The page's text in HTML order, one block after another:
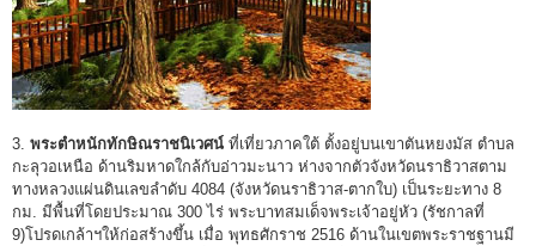
3. พระตำหนักทักษิณราชนิเวศน์ ที่เที่ยวภาคใต้ ตั้งอยู่บนเขาตันหยงมัส ตำบล
กะลุวอเหนือ ด้านริมหาดใกล้กับอ่าวมะนาว ห่างจากตัวจังหวัดนราธิวาสตาม
ทางหลวงแผ่นดินเลขลำดับ 4084 (จังหวัดนราธิวาส-ตากใบ) เป็นระยะทาง 8
กม. มีพื้นที่โดยประมาณ 300 ไร่ พระบาทสมเด็จพระเจ้าอยู่หัว (รัชกาลที่
9)โปรดเกล้าฯให้ก่อสร้างขึ้น เมื่อ พุทธศักราช 2516 ด้านในเขตพระราชฐานมี